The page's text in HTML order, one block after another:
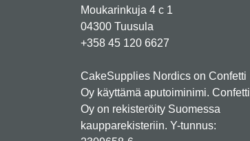
Moukarinkuja 4 c 1
04300 Tuusula
+358 45 120 6627
CakeSupplies Nordics on Confetti
Oy käyttämä aputoiminimi. Confetti
Oy on rekisteröity Suomessa
kaupparekisteriin. Y-tunnus: